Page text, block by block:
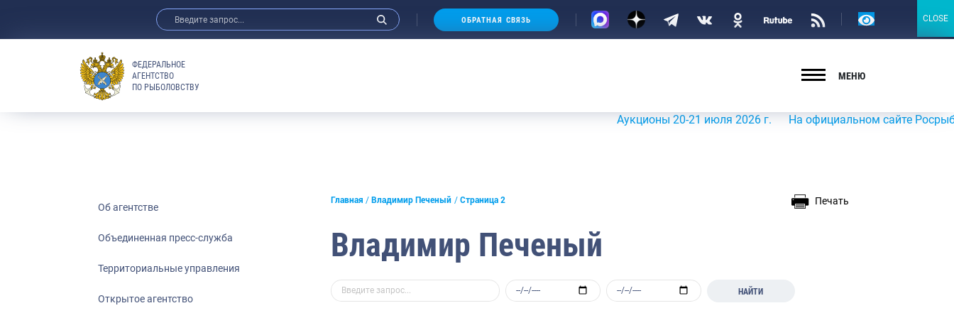
ОБРАТНАЯ СВЯЗЬ
Версия
ФЕДЕРАЛЬНОЕ
АГЕНТСТВО
ПО РЫБОЛОВСТВУ
МЕНЮ
Аукционы 20-21 июля 2026 г. На официальном сайте
Об агентстве
Объединенная пресс-служба
Территориальные управления
Открытое агентство
Главная Владимир Печеный Страница 2 Печать
Владимир Печеный
НАЙТИ
CLOSE
CLOSE